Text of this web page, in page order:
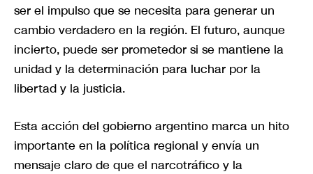
ser el impulso que se necesita para generar un
cambio verdadero en la región. El futuro, aunque
incierto, puede ser prometedor si se mantiene la
unidad y la determinación para luchar por la
libertad y la justicia.
Esta acción del gobierno argentino marca un hito
importante en la política regional y envía un
mensaje claro de que el narcotráfico y la